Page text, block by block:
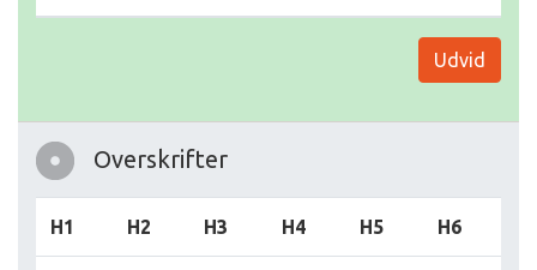
Udvid
Overskrifter
H1 H2 H3 H4 H5 H6